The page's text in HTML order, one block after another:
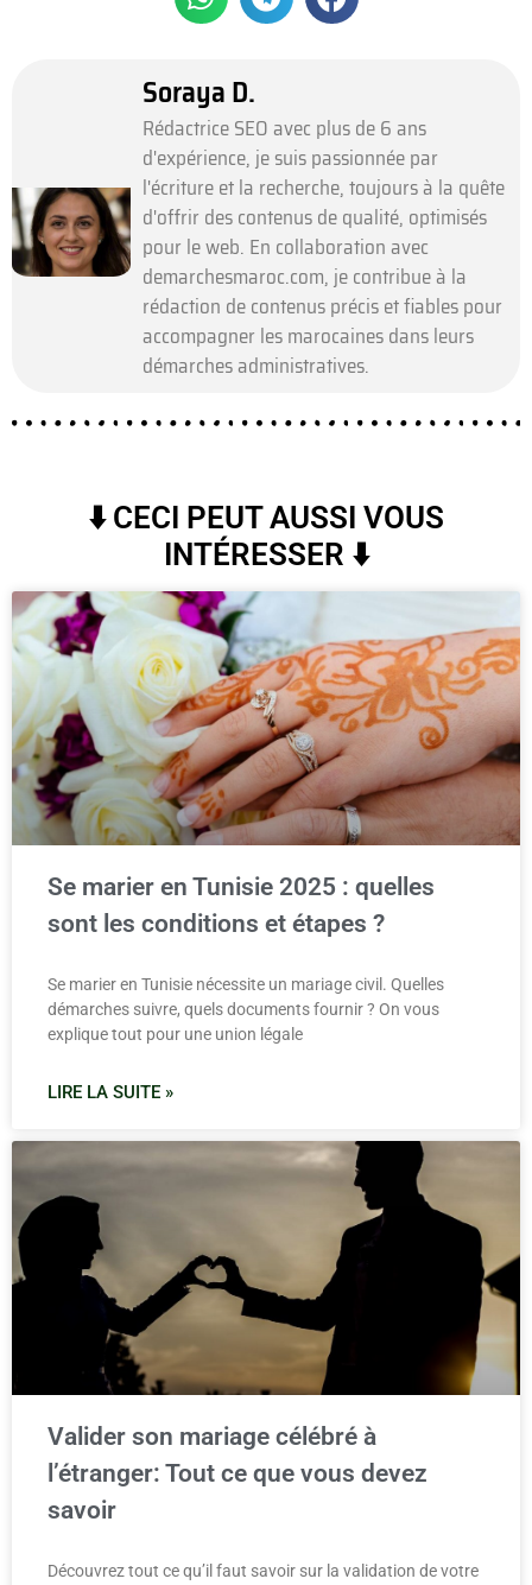
Soraya D.
Rédactrice SEO avec plus de 6 ans
d'expérience, je suis passionnée par
l'écriture et la recherche, toujours à la quête
d'offrir des contenus de qualité, optimisés
pour le web. En collaboration avec
demarchesmaroc.com, je contribue à la
rédaction de contenus précis et fiables pour
accompagner les marocaines dans leurs
démarches administratives.
⬇️ CECI PEUT AUSSI VOUS
INTÉRESSER ⬇️
Se marier en Tunisie 2025 : quelles
sont les conditions et étapes ?
Se marier en Tunisie nécessite un mariage civil. Quelles
démarches suivre, quels documents fournir ? On vous
explique tout pour une union légale
LIRE LA SUITE »
Valider son mariage célébré à
l’étranger: Tout ce que vous devez
savoir
Découvrez tout ce qu’il faut savoir sur la validation de votre